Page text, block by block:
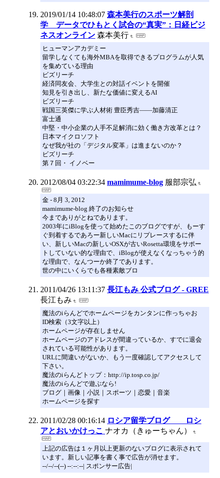
2019/01/14 10:48:07 森本美行のスポーツ解剖
学 データでひもとく試合の“真実”：日経ビジ
ネスオンライン 森本美行
ヒューマンアカデミー
留学しなくても海外MBAを取得できるプログラムが人気
を集めている理由
ビズリーチ
経済同友会、大学生との対話イベントを開催
知見を引き出し、新たな価値に変えるAI
ビズリーチ
戦国三英傑に学ぶ人材術 豊臣秀吉――加藤清正
富士通
中堅・中小企業の人手不足解消に効く働き方改革とは？
日本マイクロソフト
なぜ我が社の「デジタル変革」は進まないのか？
ビズリーチ
第７回・ イノベー
2012/08/04 03:22:34 mamimume-blog 服部宗弘
金 - 8月 3, 2012
mamimume-blog 終了のお知らせ
今までありがとねであります。
2003年にiBlogを使って始めたこのブログですが、もーす
ぐ到着するであろー新しいMacにリプレースするに伴
い、新しいMacの新しいOSXが古いRosetta環境をサポー
トしていない的な理由で、iBlogが使えなくなっちゃう的
な理由で、なんつーか終了であります。
世の中にいくらでも各種素敵ブロ
2011/04/26 13:11:37 長江もみ 公式ブログ - GREE
長江もみ
魔法のiらんどでホームページをカンタンに作っちゃお
ID検索（3文字以上）
ホームページが存在しません
ホームページのアドレスが間違っているか、すでに退会
されている可能性があります。
URLに間違いがないか、もう一度確認してアクセスして
下さい。
魔法のiらんどトップ：http://ip.tosp.co.jp/
魔法のiらんどで遊ぶなら!
ブログ｜画像｜小説｜スポーツ｜恋愛｜音楽
ホームページを探す
2011/02/28 00:16:14 ロシア留学ブログ ロシ
アとおいかけっこ ナオカ（きゅーちゃん）
上記の広告は１ヶ月以上更新のないブログに表示されて
います。新しい記事を書く事で広告が消せます。
--/--/--(--) --:--:--| スポンサー広告|